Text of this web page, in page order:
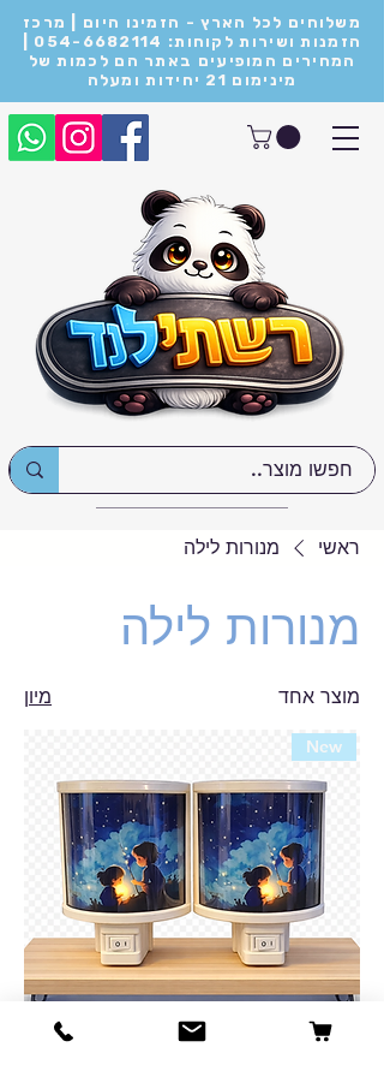
משלוחים לכל הארץ - הזמינו היום | מרכז
המחירים המופיעים באתר הם לכמות של
מינימום 21 יחידות ומעלה
ראשי מנורות לילה
מנורות לילה
מוצר אחד מיון
New